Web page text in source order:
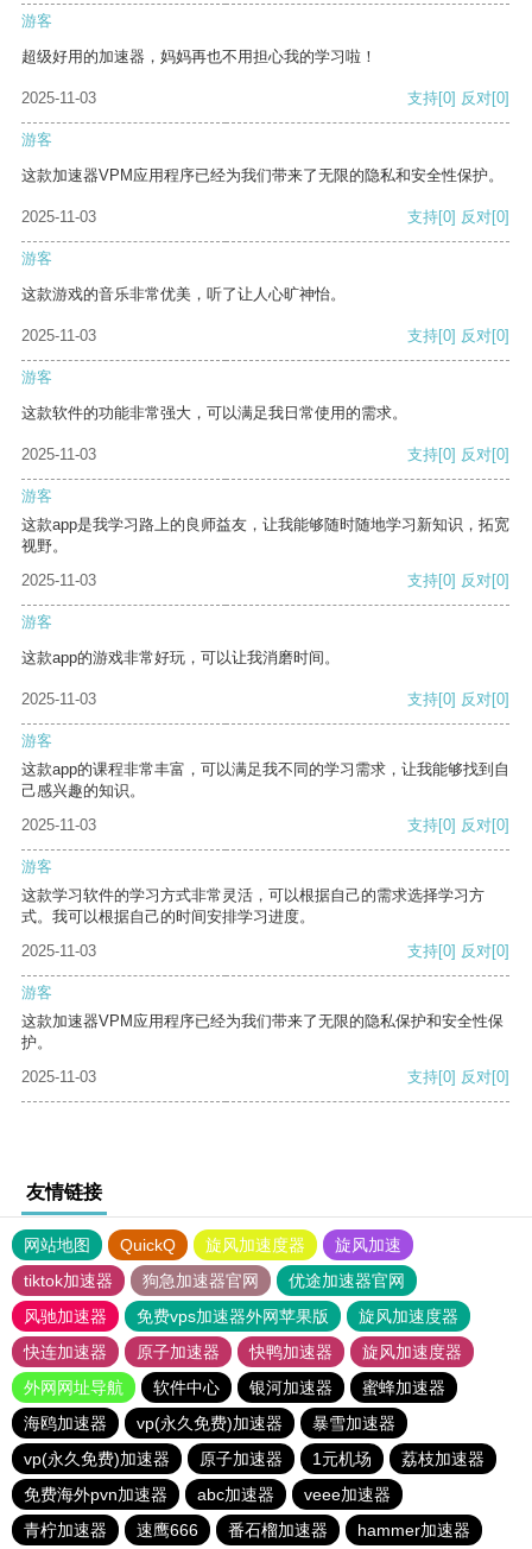
游客
超级好用的加速器，妈妈再也不用担心我的学习啦！
2025-11-03 支持[0] 反对[0]
游客
这款加速器VPM应用程序已经为我们带来了无限的隐私和安全性保护。
2025-11-03 支持[0] 反对[0]
游客
这款游戏的音乐非常优美，听了让人心旷神怡。
2025-11-03 支持[0] 反对[0]
游客
这款软件的功能非常强大，可以满足我日常使用的需求。
2025-11-03 支持[0] 反对[0]
游客
这款app是我学习路上的良师益友，让我能够随时随地学习新知识，拓宽
视野。
2025-11-03
支持[0] 反对[0]
游客
这款app的游戏非常好玩，可以让我消磨时间。
2025-11-03 支持[0] 反对[0]
游客
这款app的课程非常丰富，可以满足我不同的学习需求，让我能够找到自
己感兴趣的知识。
2025-11-03
支持[0] 反对[0]
游客
这款学习软件的学习方式非常灵活，可以根据自己的需求选择学习方
式。我可以根据自己的时间安排学习进度。
2025-11-03
支持[0] 反对[0]
游客
这款加速器VPM应用程序已经为我们带来了无限的隐私保护和安全性保
护。
2025-11-03
支持[0] 反对[0]
友情链接
网站地图 QuickQ 旋风加速度器
旋风加速
tiktok加速器
狗急加速器官网
优途加速器官网
风驰加速器
免费vps加速器外网苹果版
旋风加速度器
快连加速器
原子加速器 快鸭加速器
旋风加速度器
外网网址导航
软件中心 银河加速器
蜜蜂加速器
海鸥加速器
vp(永久免费)加速器
暴雪加速器
vp(永久免费)加速器
原子加速器 1元机场
荔枝加速器
免费海外pvn加速器
abc加速器
veee加速器
青柠加速器
速鹰666 番石榴加速器 hammer加速器